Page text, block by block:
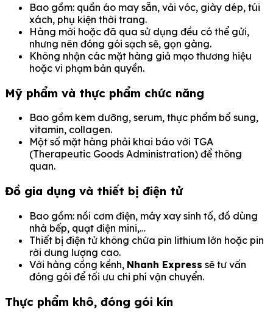
Bao gồm: quần áo may sẵn, vải vóc, giày dép, túi
xách, phụ kiện thời trang.
Hàng mới hoặc đã qua sử dụng đều có thể gửi,
nhưng nên đóng gói sạch sẽ, gọn gàng.
Không nhận các mặt hàng giả mạo thương hiệu
hoặc vi phạm bản quyền.
Mỹ phẩm và thực phẩm chức năng
Bao gồm kem dưỡng, serum, thực phẩm bổ sung,
vitamin, collagen.
Một số mặt hàng phải khai báo với TGA
(Therapeutic Goods Administration) để thông
quan.
Đồ gia dụng và thiết bị điện tử
Bao gồm: nồi cơm điện, máy xay sinh tố, đồ dùng
nhà bếp, quạt điện mini,…
Thiết bị điện tử không chứa pin lithium lớn hoặc pin
rời dung lượng cao.
Với hàng cồng kềnh, Nhanh Express sẽ tư vấn
đóng gói để tối ưu chi phí vận chuyển.
Thực phẩm khô, đóng gói kín